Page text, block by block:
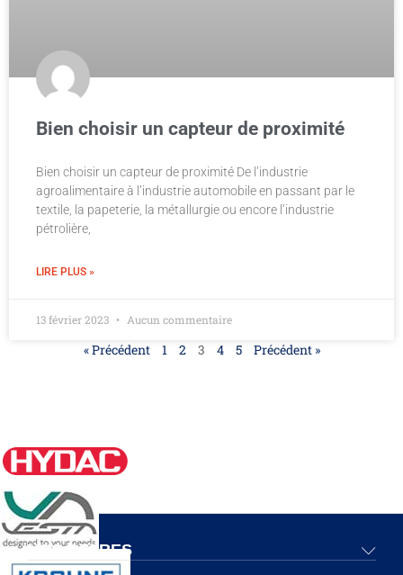
Bien choisir un capteur de proximité
Bien choisir un capteur de proximité De l’industrie
agroalimentaire à l’industrie automobile en passant par le
textile, la papeterie, la métallurgie ou encore l’industrie
pétrolière,
LIRE PLUS »
13 février 2023 Aucun commentaire
« Précédent 1 2 3 4 5 Précédent »
NOS OFFRES